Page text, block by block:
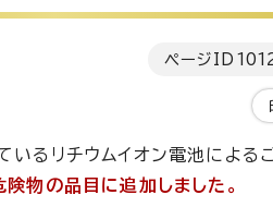
ページID
るリチウムイオン電池による
物の品目に追加しました。